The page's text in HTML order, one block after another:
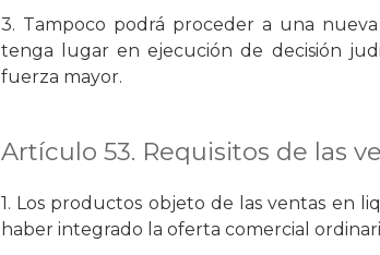
3. Tampoco podrá proceder a una
tenga lugar en ejecución de decisión
fuerza mayor.
Artículo 53. Requisitos de las
1. Los productos objeto de las ventas en
haber integrado la oferta comercial